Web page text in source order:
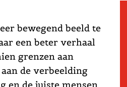
bewegend beeld te
een beter verhaal
grenzen aan
de verbeelding